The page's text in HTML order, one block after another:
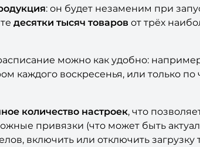
: он будет незаменим при
десятки тысяч товаров от трёх
можно как удобно:
каждого воскресенья, или только
количество настроек, что
привязки (что может быть
включить или отключить